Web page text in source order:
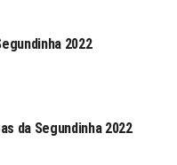
2022
da Segundinha 2022